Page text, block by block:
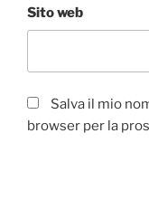
Sito web
Salva il mio
browser per la